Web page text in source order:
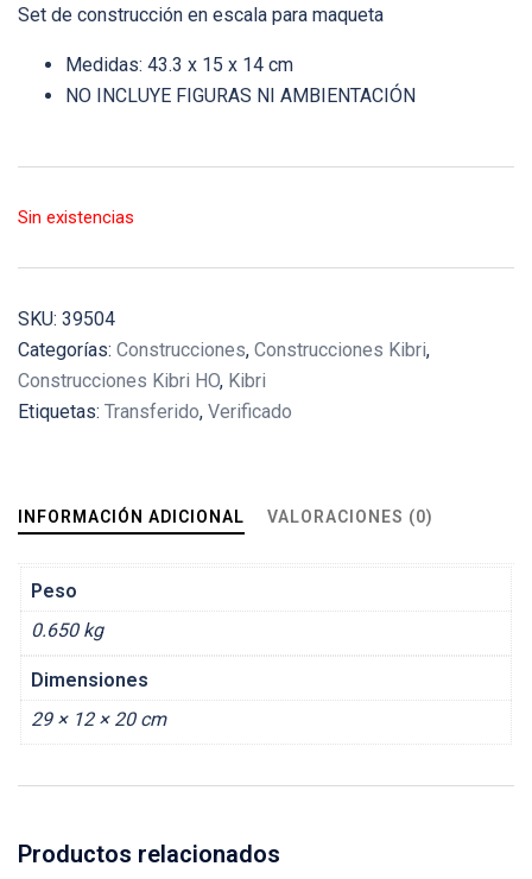
Set de construcción en escala para maqueta
Medidas: 43.3 x 15 x 14 cm
NO INCLUYE FIGURAS NI AMBIENTACIÓN
Sin existencias
SKU: 39504
Categorías: Construcciones, Construcciones Kibri,
Construcciones Kibri HO, Kibri
Etiquetas: Transferido, Verificado
INFORMACIÓN ADICIONAL VALORACIONES (0)
Peso
0.650 kg
Dimensiones
29 × 12 × 20 cm
Productos relacionados